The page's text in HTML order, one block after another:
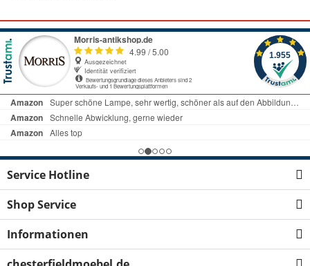
Service Hotline
Shop Service
Informationen